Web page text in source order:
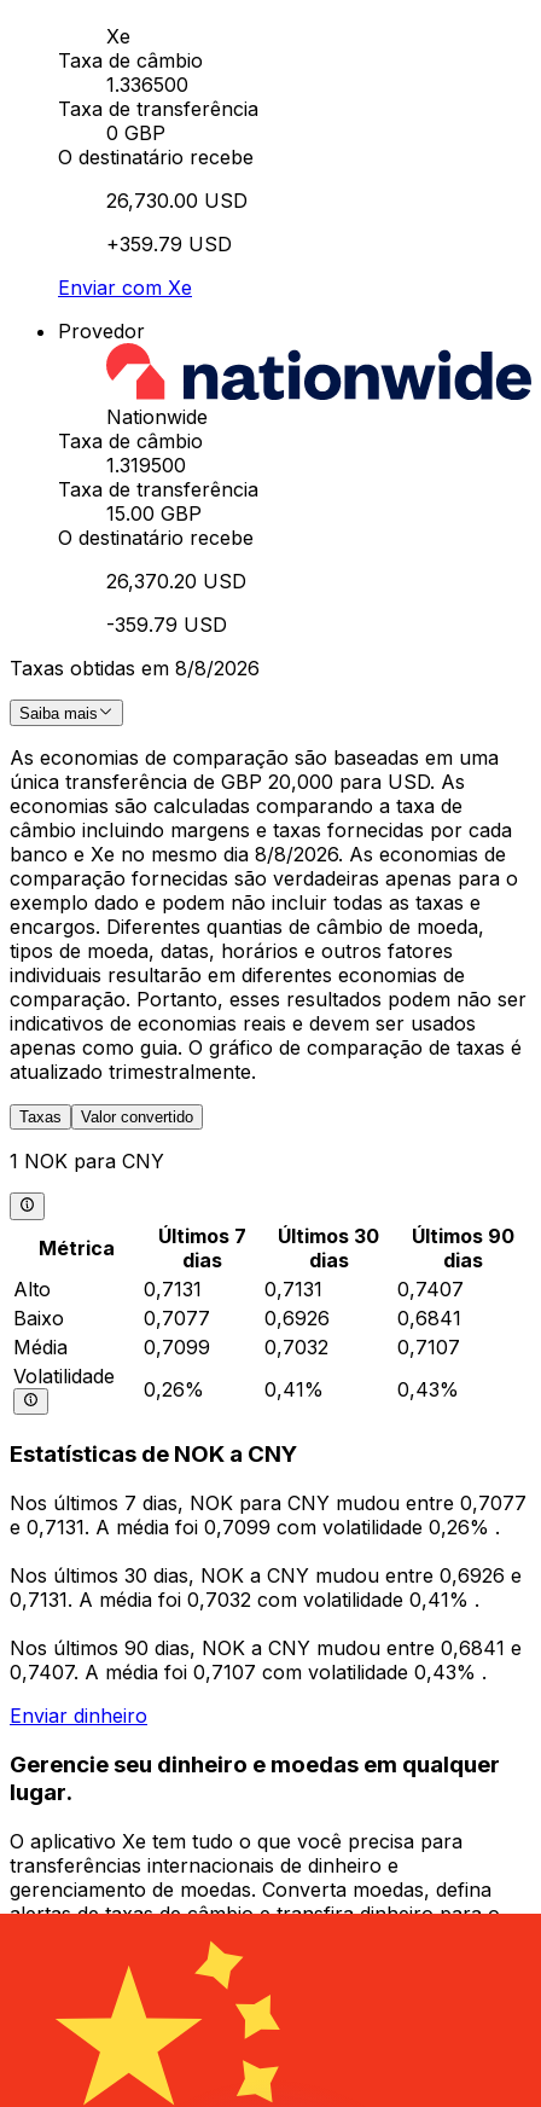
Xe
Taxa de câmbio
1.336500
Taxa de transferência
0 GBP
O destinatário recebe
26,730.00 USD
+359.79 USD
Enviar com Xe
Provedor
Nationwide
Taxa de câmbio
1.319500
Taxa de transferência
15.00 GBP
O destinatário recebe
26,370.20 USD
-359.79 USD
Taxas obtidas em 8/8/2026
Saiba mais
As economias de comparação são baseadas em uma
única transferência de GBP 20,000 para USD. As
economias são calculadas comparando a taxa de
câmbio incluindo margens e taxas fornecidas por cada
banco e Xe no mesmo dia 8/8/2026. As economias de
comparação fornecidas são verdadeiras apenas para o
exemplo dado e podem não incluir todas as taxas e
encargos. Diferentes quantias de câmbio de moeda,
tipos de moeda, datas, horários e outros fatores
individuais resultarão em diferentes economias de
comparação. Portanto, esses resultados podem não ser
indicativos de economias reais e devem ser usados
apenas como guia. O gráfico de comparação de taxas é
atualizado trimestralmente.
Taxas Valor convertido
1 NOK para CNY
Métrica
Últimos 7
dias
Últimos 30
dias
Últimos 90
dias
Alto
0,7131 0,7131
0,7407
Baixo
0,7077 0,6926
0,6841
Média
0,7099 0,7032
0,7107
Volatilidade
0,26% 0,41% 0,43%
Estatísticas de NOK a CNY
Nos últimos 7 dias, NOK para CNY mudou entre 0,7077
e 0,7131. A média foi 0,7099 com volatilidade 0,26% .
Nos últimos 30 dias, NOK a CNY mudou entre 0,6926 e
0,7131. A média foi 0,7032 com volatilidade 0,41% .
Nos últimos 90 dias, NOK a CNY mudou entre 0,6841 e
0,7407. A média foi 0,7107 com volatilidade 0,43% .
Enviar dinheiro
Gerencie seu dinheiro e moedas em qualquer
lugar.
O aplicativo Xe tem tudo o que você precisa para
transferências internacionais de dinheiro e
gerenciamento de moedas. Converta moedas, defina
alertas de taxas de câmbio e transfira dinheiro para o
exterior sem taxas ocultas. Baixe hoje mesmo!